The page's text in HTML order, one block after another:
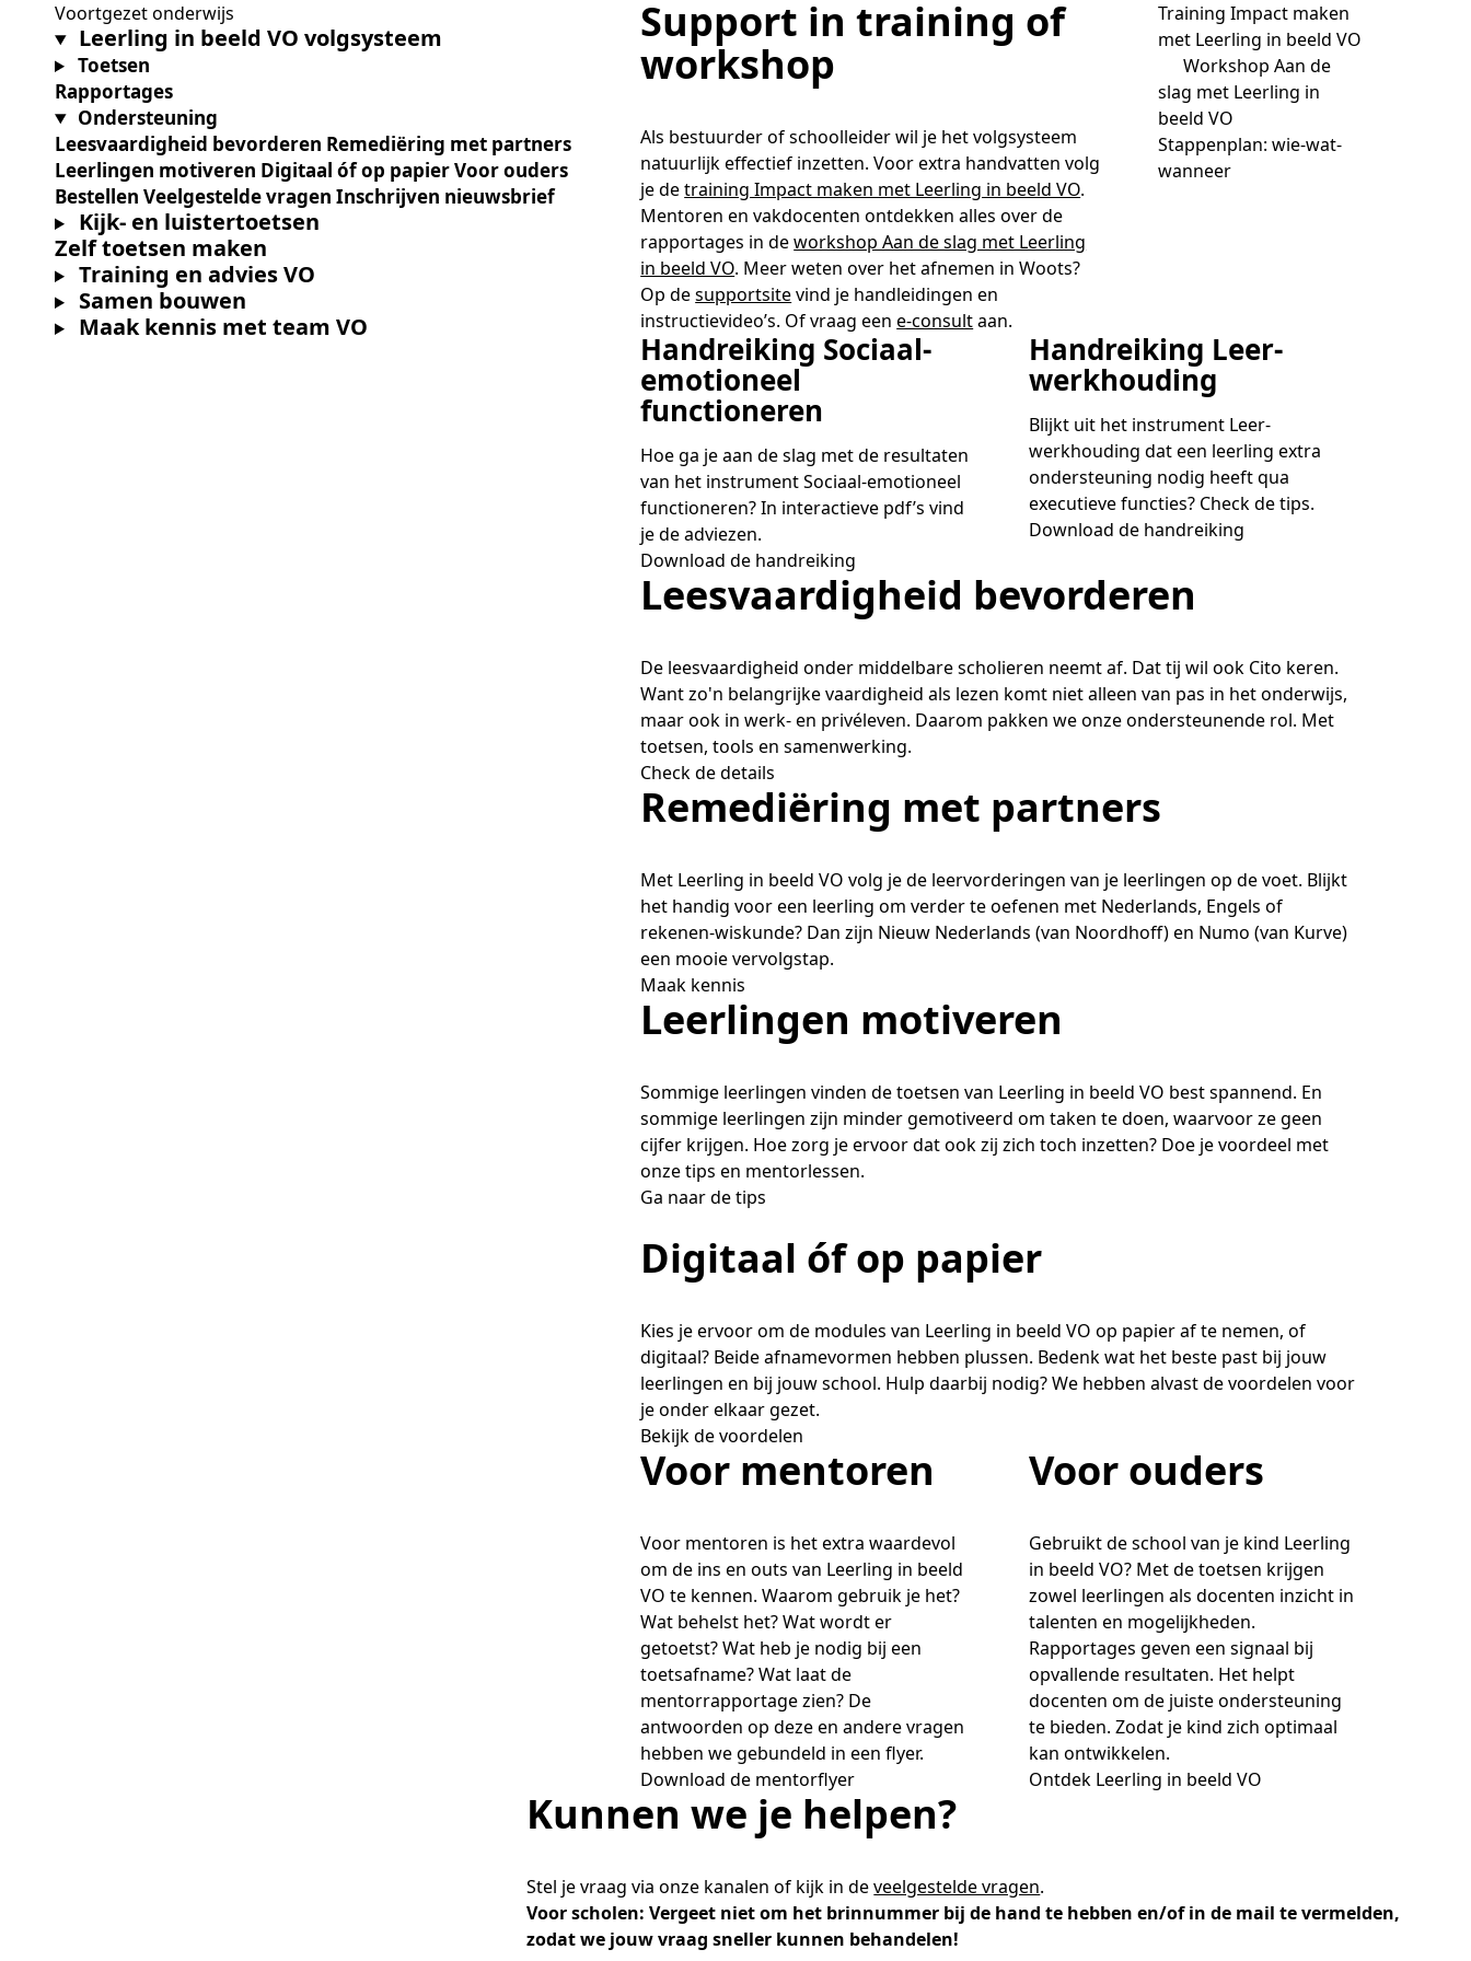
Ontmoet de Pure Pubers
Samen bouwen voor het vo
Nieuwsbrief Kijk- en luistertoetsen
Sociaal-emotionele ontwikkeling
Reken- en taalontwikkeling
Op de hoogte blijven
Training Beoordelen
Training Toetsdeskundige
Academische Woordenschattoets
Training & advies ho
Aanmelden nieuwsbrief ho
Snel naar
Academische Woordenschattoets
Onze opdrachtgevers
Basisexamen inburgering Buitenland
Alfabetisering
Alfa-toetsen Volwassenenonderwijs
Vakmanschap Warmtepomp
Vakmanschap Zonnestroom
NLQF kwalificatie
Zorg & welzijn
Willem-Jan van Gendt
Kim Hendriks-Cornelissen
Saila Kiriwenno-Dovermann
Peter van den Berg
Wouter Roelofs
De leeropbrengst van toetsen
Kennisbank Stichting Cito
Toetstechnische begrippenlijst
Werken bij Zzp-trainers gezocht
Collega's aan het woord
Support in training of
workshop
Als bestuurder of schoolleider wil je het volgsysteem
natuurlijk effectief inzetten. Voor extra handvatten volg
je detraining Impact maken met Leerling in beeld VO.
Mentoren en vakdocenten ontdekken alles over de
rapportages in deworkshop Aan de slag met Leerling
in beeld VO. Meer weten over het afnemen in Woots?
Op desupportsitevind je handleidingen en
instructievideo’s. Of vraag eene-consultaan.
Training Impact maken
met Leerling in beeld VO
Workshop Aan de
slag met Leerling in
beeld VO
Stappenplan: wie-wat-
wanneer
Handreiking Sociaal-
emotioneel
functioneren
Hoe ga je aan de slag met de resultaten
van het instrument Sociaal-emotioneel
functioneren? In interactieve pdf’s vind
je de adviezen.
Download de handreiking
Handreiking Leer-
werkhouding
Blijkt uit het instrument Leer-
werkhouding dat een leerling extra
ondersteuning nodig heeft qua
executieve functies? Check de tips.
Download de handreiking
Leesvaardigheid bevorderen
De leesvaardigheid onder middelbare scholieren neemt af. Dat tij wil ook Cito keren.
Want zo'n belangrijke vaardigheid als lezen komt niet alleen van pas in het onderwijs,
maar ook in werk- en privéleven. Daarom pakken we onze ondersteunende rol. Met
toetsen, tools en samenwerking.
Check de details
Remediëring met partners
Met Leerling in beeld VO volg je de leervorderingen van je leerlingen op de voet. Blijkt
het handig voor een leerling om verder te oefenen met Nederlands, Engels of
rekenen-wiskunde? Dan zijn Nieuw Nederlands (van Noordhoff) en Numo (van Kurve)
een mooie vervolgstap.
Maak kennis
Leerlingen motiveren
Sommige leerlingen vinden de toetsen van Leerling in beeld VO best spannend. En
sommige leerlingen zijn minder gemotiveerd om taken te doen, waarvoor ze geen
cijfer krijgen. Hoe zorg je ervoor dat ook zij zich toch inzetten? Doe je voordeel met
onze tips en mentorlessen.
Ga naar de tips
Digitaal óf op papier
Kies je ervoor om de modules van Leerling in beeld VO op papier af te nemen, of
digitaal? Beide afnamevormen hebben plussen. Bedenk wat het beste past bij jouw
leerlingen en bij jouw school. Hulp daarbij nodig? We hebben alvast de voordelen voor
je onder elkaar gezet.
Bekijk de voordelen
Voor mentoren
Voor mentoren is het extra waardevol
om de ins en outs van Leerling in beeld
VO te kennen. Waarom gebruik je het?
Wat behelst het? Wat wordt er
getoetst? Wat heb je nodig bij een
toetsafname? Wat laat de
mentorrapportage zien? De
antwoorden op deze en andere vragen
hebben we gebundeld in een flyer.
Download de mentorflyer
Voor ouders
Gebruikt de school van je kind Leerling
in beeld VO? Met de toetsen krijgen
zowel leerlingen als docenten inzicht in
talenten en mogelijkheden.
Rapportages geven een signaal bij
opvallende resultaten. Het helpt
docenten om de juiste ondersteuning
te bieden. Zodat je kind zich optimaal
kan ontwikkelen.
Ontdek Leerling in beeld VO
Voortgezet onderwijs
Leerling in beeld VO volgsysteem
Toetsen
Rapportages
Ondersteuning
Leesvaardigheid bevorderen Remediëring met partners
Leerlingen motiveren Digitaal óf op papierVoor ouders
Bestellen Veelgestelde vragen Inschrijven nieuwsbrief
Kijk- en luistertoetsen
Zelf toetsen maken
Training en advies VO
Samen bouwen
Maak kennis met team VO
Kunnen we je helpen?
Stel je vraag via onze kanalen of kijk in deveelgestelde vragen.
Voor scholen: Vergeet niet om het brinnummer bij de hand te hebben en/of in de mail te vermelden,
zodat we jouw vraag sneller kunnen behandelen!